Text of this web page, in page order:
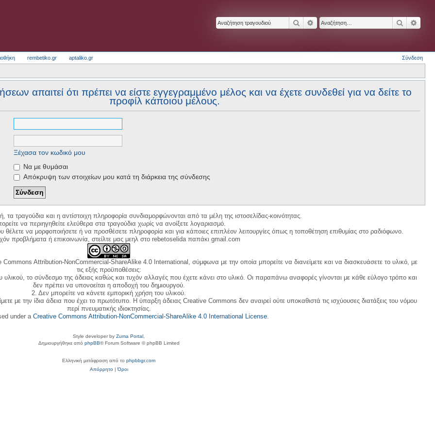
ΑναζήτησηΕιδική αναζήτηση
rembetiko.gr aptaliko.gr Σύνδεση
απαιτεί ότι πρέπει να είστε εγγεγραμμένο μέλος και να έχετε συνδεθεί για να δείτε το
προφίλ κάποιου μέλους.
Ξέχασα τον κωδικό μου
Να με θυμάσαι
Απόκρυψη των στοιχείων μου κατά τη διάρκεια της σύνδεσης
τα τραγούδια και η αντίστοιχη πληροφορία συνδιαμορφώνονται από τα μέλη της ιστοσελίδας-κοινότητας.
να περιηγηθείτε ελεύθερα στα τραγούδια χωρίς να ανοίξετε λογαριασμό.
θέλετε να μορφοποιήσετε ή να προσθέσετε πληροφορία και για κάποιες επιπλέον λειτουργίες όπως η τοποθέτηση επιθυμίας στο ραδιόφωνο.
προβλήματα ή επικοινωνία, στείλτε μας μεηλ στο rebetoselida παπάκι gmail.com
Attribution-NonCommercial-ShareAlike 4.0 International, σύμφωνα με την οποία μπορείτε να διανείμετε και να διασκευάσετε το υλικό, με
τις εξής προϋποθέσεις:
υλικού, το σύνδεσμο της άδειας καθώς και τυχόν αλλαγές που έχετε κάνει στο υλικό. Οι παραπάνω αναφορές γίνονται με κάθε εύλογο τρόπο και
δεν πρέπει να υπονοείται η αποδοχή του δημιουργού.
2. Δεν μπορείτε να κάνετε εμπορική χρήση του υλικού.
με την ίδια άδεια που έχει το πρωτότυπο. Η ύπαρξη άδειας Creative Commons δεν αναιρεί ούτε υποκαθιστά τις ισχύουσες διατάξεις του νόμου
περί πνευματικής ιδιοκτησίας.
under aCreative Commons Attribution-NonCommercial-ShareAlike 4.0 International License.
Style developer by Zuma Portal
Δημιουργήθηκε από phpBB® Forum Software © phpBB Limited
Ελληνική μετάφραση από το phpbbgr.com
Απόρρητο|Όροι